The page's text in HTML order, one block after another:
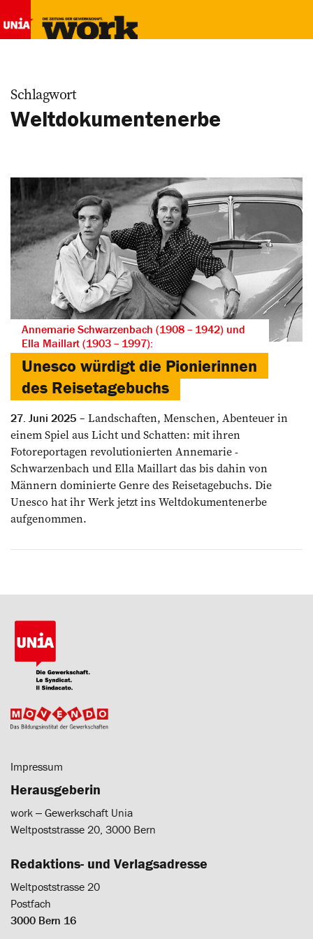
Schlagwort
Weltdokumentenerbe
Annemarie Schwarzenbach (1908 – 1942) und
Ella Maillart (1903 – 1997):
Unesco würdigt die Pionierinnen
des Reisetagebuchs
27. Juni 2025
Landschaften, Menschen, Abenteuer in
einem Spiel aus Licht und Schatten: mit ihren
Fotoreportagen revolutionierten Annemarie ­
Schwarzenbach und Ella Maillart das bis dahin von
Männern dominierte Genre des ­Reisetagebuchs. Die
Unesco hat ihr Werk jetzt ins Weltdokumentenerbe
aufgenommen.
Impressum
Herausgeberin
work ‒ Gewerkschaft Unia
Weltpoststrasse 20, 3000 Bern
Redaktions- und Verlagsadresse
Weltpoststrasse 20
Postfach
3000 Bern 16